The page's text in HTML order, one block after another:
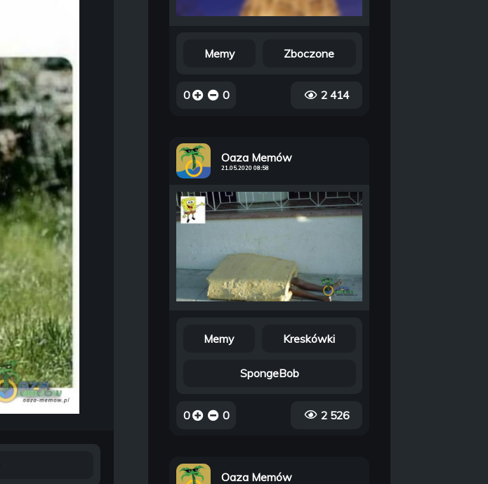
Memy Zboczone
0 0 2 414
Oaza Memów
21.05.2020 08:58
Memy Kreskówki
SpongeBob
0 0 2 526
Oaza Memów